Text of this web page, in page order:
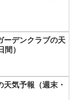
ーデンクラブの天
）
天気予報（週末・